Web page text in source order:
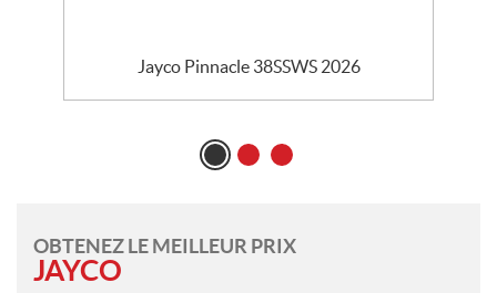
Jayco Pinnacle 38SSWS 2026
OBTENEZ LE MEILLEUR PRIX
JAYCO